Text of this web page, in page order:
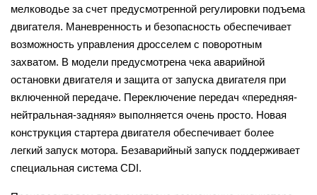
мелководье за счет предусмотренной регулировки подъема
двигателя. Маневренность и безопасность обеспечивает
возможность управления дросселем с поворотным
захватом. В модели предусмотрена чека аварийной
остановки двигателя и защита от запуска двигателя при
включенной передаче. Переключение передач «передняя-
нейтральная-задняя» выполняется очень просто. Новая
конструкция стартера двигателя обеспечивает более
легкий запуск мотора. Безаварийный запуск поддерживает
специальная система CDI.